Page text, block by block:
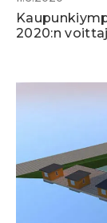
2020:n